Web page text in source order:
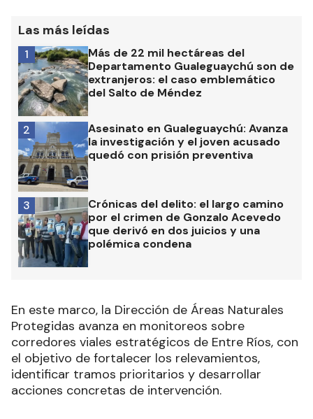
Las más leídas
Más de 22 mil hectáreas del
Departamento Gualeguaychú son de
extranjeros: el caso emblemático
del Salto de Méndez
1
Asesinato en Gualeguaychú: Avanza
la investigación y el joven acusado
quedó con prisión preventiva
2
Crónicas del delito: el largo camino
por el crimen de Gonzalo Acevedo
que derivó en dos juicios y una
polémica condena
3
En este marco, la Dirección de Áreas Naturales
Protegidas avanza en monitoreos sobre
corredores viales estratégicos de Entre Ríos, con
el objetivo de fortalecer los relevamientos,
identificar tramos prioritarios y desarrollar
acciones concretas de intervención.